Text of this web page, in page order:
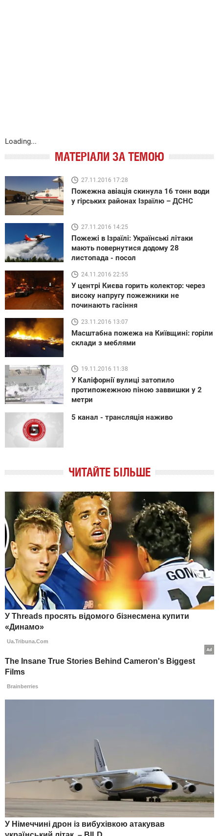
Loading...
МАТЕРІАЛИ ЗА ТЕМОЮ
27.11.2016 17:28
Пожежна авіація скинула 16 тонн води
у гірських районах Ізраїлю – ДСНС
27.11.2016 14:25
Пожежі в Ізраїлі: Українські літаки
мають повернутися додому 28
листопада - посол
24.11.2016 22:55
У центрі Києва горить колектор: через
високу напругу пожежники не
починають гасіння
23.11.2016 13:07
Масштабна пожежа на Київщині: горіли
склади з меблями
19.11.2016 11:38
У Каліфорнії вулиці затопило
протипожежною піною заввишки у 2
метри
5 канал - трансляція наживо
ЧИТАЙТЕ БІЛЬШЕ